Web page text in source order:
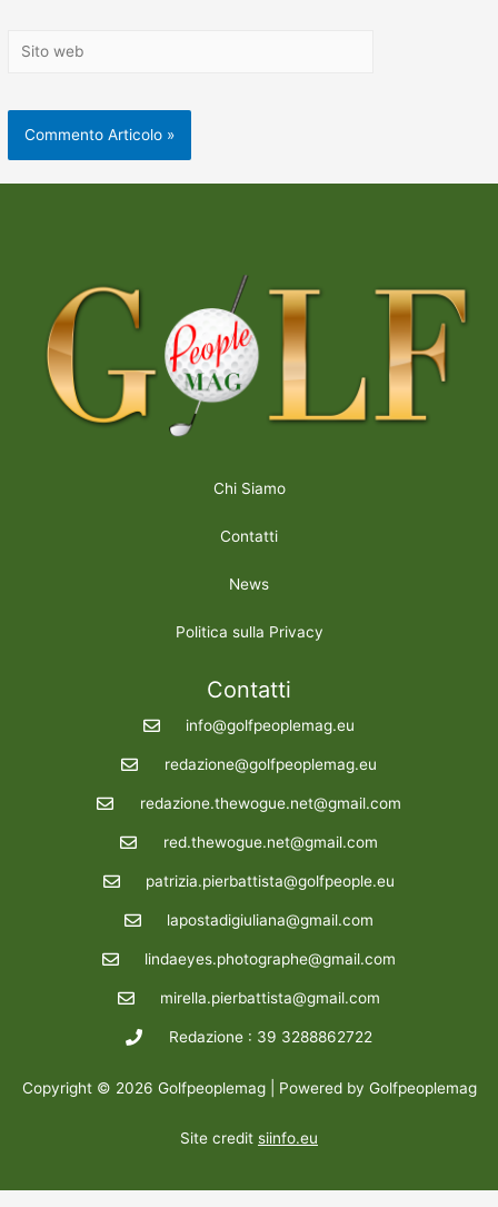
Chi Siamo
Contatti
News
Politica sulla Privacy
Contatti
info@golfpeoplemag.eu
redazione@golfpeoplemag.eu
redazione.thewogue.net@gmail.com
red.thewogue.net@gmail.com
patrizia.pierbattista@golfpeople.eu
lapostadigiuliana@gmail.com
lindaeyes.photographe@gmail.com
mirella.pierbattista@gmail.com
Redazione : 39 3288862722
Copyright © 2026 Golfpeoplemag | Powered by Golfpeoplemag
Site credit siinfo.eu